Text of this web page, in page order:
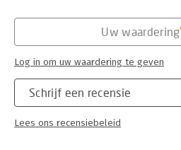
Schrijf een recensie
Lees ons recensiebeleid
Uw waardering
Log in om uw waardering te geven